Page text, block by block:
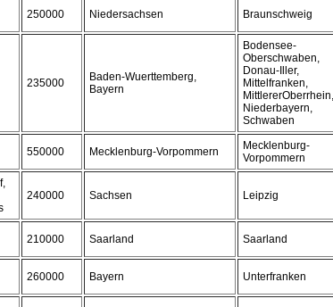
250000 Niedersachsen Braunschweig
235000
Baden-Wuerttemberg,
Bayern
Bodensee-
Oberschwaben,
Donau-Iller,
Mittelfranken,
MittlererOberrhein,
Niederbayern,
Schwaben
550000 Mecklenburg-Vorpommern
Mecklenburg-
Vorpommern
240000 Sachsen Leipzig
210000 Saarland Saarland
260000 Bayern Unterfranken